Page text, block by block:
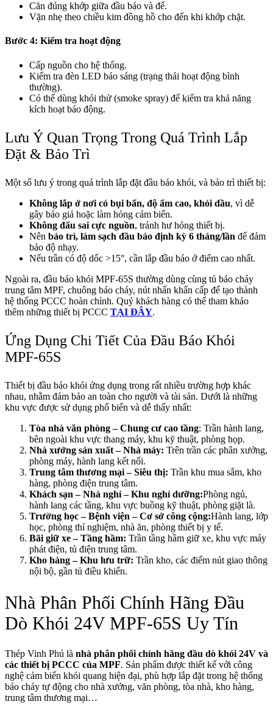
Căn đúng khớp giữa đầu báo và đế.
Vặn nhẹ theo chiều kim đồng hồ cho đến khi khớp chặt.
Bước 4: Kiểm tra hoạt động
Cấp nguồn cho hệ thống.
Kiểm tra đèn LED báo sáng (trạng thái hoạt động bình
thường).
Có thể dùng khói thử (smoke spray) để kiểm tra khả năng
kích hoạt báo động.
Lưu Ý Quan Trọng Trong Quá Trình Lắp
Đặt & Bảo Trì
Một số lưu ý trong quá trình lắp đặt đầu báo khói, và bảo trì thiết bị:
Không lắp ở nơi có bụi bẩn, độ ẩm cao, khói dầu, vì dễ
gây báo giả hoặc làm hỏng cảm biến.
Không đấu sai cực nguồn, tránh hư hỏng thiết bị.
Nên bảo trì, làm sạch đầu báo định kỳ 6 tháng/lần để đảm
bảo độ nhạy.
Nếu trần có độ dốc >15°, cần lắp đầu báo ở điểm cao nhất.
Ngoài ra, đầu báo khói MPF‑65S thường dùng cùng tủ báo cháy
trung tâm MPF, chuông báo cháy, nút nhấn khẩn cấp để tạo thành
hệ thống PCCC hoàn chỉnh. Quý khách hàng có thể tham khảo
thêm những thiết bị PCCC TẠI ĐÂY.
Ứng Dụng Chi Tiết Của Đầu Báo Khói
MPF‑65S
Thiết bị đầu báo khói ứng dụng trong rất nhiều trường hợp khác
nhau, nhằm đảm bảo an toàn cho người và tài sản. Dưới là những
khu vực được sử dụng phổ biến và dễ thấy nhất:
Tòa nhà văn phòng – Chung cư cao tầng: Trần hành lang,
bên ngoài khu vực thang máy, khu kỹ thuật, phòng họp.
Nhà xưởng sản xuất – Nhà máy: Trên trần các phân xưởng,
phòng máy, hành lang kết nối.
Trung tâm thương mại – Siêu thị: Trần khu mua sắm, kho
hàng, phòng điện trung tâm.
Khách sạn – Nhà nghỉ – Khu nghỉ dưỡng:Phòng ngủ,
hành lang các tầng, khu vực buồng kỹ thuật, phòng giặt là.
Trường học – Bệnh viện – Cơ sở công cộng:Hành lang, lớp
học, phòng thí nghiệm, nhà ăn, phòng thiết bị y tế.
Bãi giữ xe – Tầng hầm: Trần tầng hầm giữ xe, khu vực máy
phát điện, tủ điện trung tâm.
Kho hàng – Khu lưu trữ: Trần kho, các điểm nút giao thông
nội bộ, gần tủ điều khiển.
Nhà Phân Phối Chính Hãng Đầu
Dò Khói 24V MPF-65S Uy Tín
Thép Vinh Phú là nhà phân phối chính hãng đầu dò khói 24V và
các thiết bị PCCC của MPF. Sản phẩm được thiết kế với công
nghệ cảm biến khói quang hiện đại, phù hợp lắp đặt trong hệ thống
báo cháy tự động cho nhà xưởng, văn phòng, tòa nhà, kho hàng,
trung tâm thương mại…